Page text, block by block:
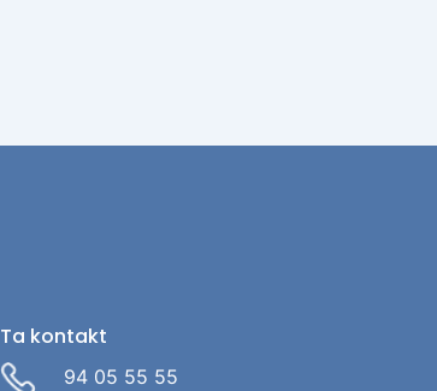
Ta kontakt
94 05 55 55